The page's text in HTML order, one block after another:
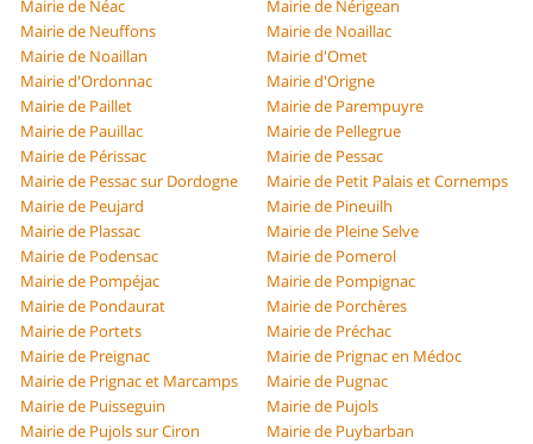
Mairie de Néac
Mairie de Nérigean
Mairie de Neuffons
Mairie de Noaillac
Mairie de Noaillan
Mairie d'Omet
Mairie d'Ordonnac
Mairie d'Origne
Mairie de Paillet
Mairie de Parempuyre
Mairie de Pauillac
Mairie de Pellegrue
Mairie de Périssac
Mairie de Pessac
Mairie de Pessac sur Dordogne
Mairie de Petit Palais et Cornemps
Mairie de Peujard
Mairie de Pineuilh
Mairie de Plassac
Mairie de Pleine Selve
Mairie de Podensac
Mairie de Pomerol
Mairie de Pompéjac
Mairie de Pompignac
Mairie de Pondaurat
Mairie de Porchères
Mairie de Portets
Mairie de Préchac
Mairie de Preignac
Mairie de Prignac en Médoc
Mairie de Prignac et Marcamps
Mairie de Pugnac
Mairie de Puisseguin
Mairie de Pujols
Mairie de Pujols sur Ciron
Mairie de Puybarban